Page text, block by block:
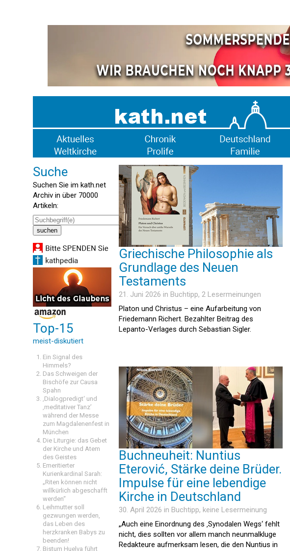
Suche
Suchen Sie im kath.net
Archiv in über 70000
Artikeln:
Top-15
meist-diskutiert
Ein Signal des
Himmels?
Das Schweigen der
Bischöfe zur Causa
Spahn
‚Dialogpredigt‘ und
‚meditativer Tanz’
während der Messe
zum Magdalenenfest in
München
Die Liturgie: das Gebet
der Kirche und Atem
des Geistes
Emeritierter
Kurienkardinal Sarah:
„Riten können nicht
willkürlich abgeschafft
werden“
Leihmutter soll
gezwungen werden,
das Leben des
herzkranken Babys zu
beenden!
Bistum Huelva führt
Griechische Philosophie als
Grundlage des Neuen
Testaments
21. Juni 2026 in Buchtipp, 2 Lesermeinungen
Platon und Christus – eine Aufarbeitung von
Friedemann Richert. Bezahlter Beitrag des
Lepanto-Verlages durch Sebastian Sigler.
Buchneuheit: Nuntius
Eterović, Stärke deine Brüder.
Impulse für eine lebendige
Kirche in Deutschland
30. April 2026 in Buchtipp, keine Lesermeinung
„Auch eine Einordnung des ‚Synodalen Wegs‘ fehlt
nicht, dies sollten vor allem manch neunmalkluge
Redakteure aufmerksam lesen, die den Nuntius in